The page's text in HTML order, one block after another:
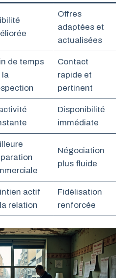
Offres
adaptées et
actualisées
de temps
la
Contact
rapide et
pertinent
Disponibilité
immédiate
Négociation
plus fluide
actif
relation
Fidélisation
renforcée